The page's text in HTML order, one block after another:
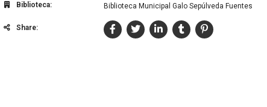
Biblioteca: Biblioteca Municipal Galo Sepúlveda Fuentes
Share: